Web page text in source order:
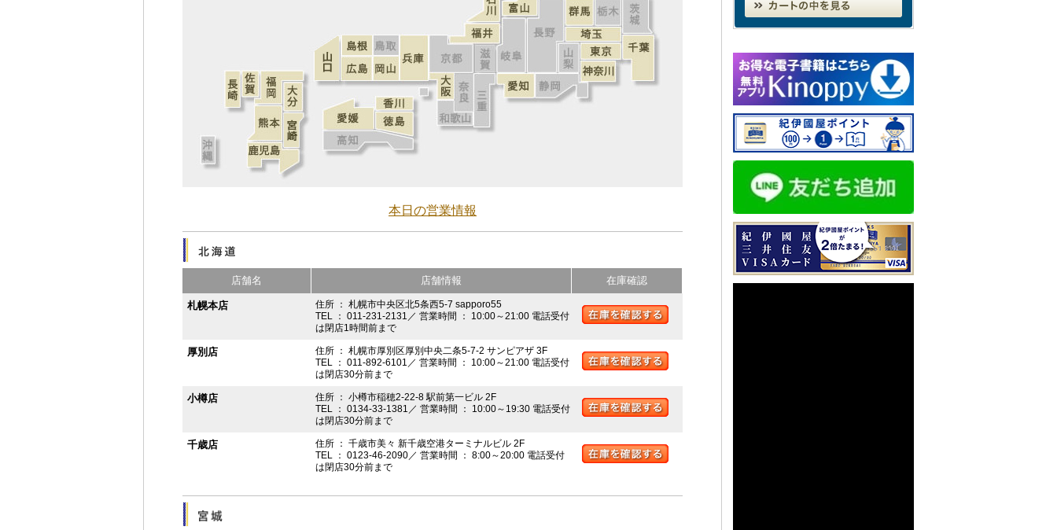
本日の営業情報
店舗名 店舗情報 在庫確認
札幌本店
住所 ： 札幌市中央区北5条西5-7 sapporo55
TEL ： 011-231-2131／ 営業時間 ： 10:00～21:00 電話受付
は閉店1時間前まで
厚別店
住所 ： 札幌市厚別区厚別中央二条5-7-2 サンピアザ 3F
TEL ： 011-892-6101／ 営業時間 ： 10:00～21:00 電話受付
は閉店30分前まで
小樽店
住所 ： 小樽市稲穂2-22-8 駅前第一ビル 2F
TEL ： 0134-33-1381／ 営業時間 ： 10:00～19:30 電話受付
は閉店30分前まで
千歳店
住所 ： 千歳市美々 新千歳空港ターミナルビル 2F
TEL ： 0123-46-2090／ 営業時間 ： 8:00～20:00 電話受付
は閉店30分前まで